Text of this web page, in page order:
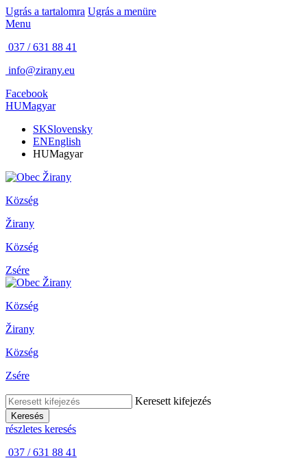
Ugrás a tartalomra Ugrás a menüre
Menu
037 / 631 88 41
info@zirany.eu
Facebook
HUMagyar
SKSlovensky
ENEnglish
HUMagyar
Község
Žirany
Község
Zsére
Község
Žirany
Község
Zsére
Keresett kifejezés
Keresés
részletes keresés
037 / 631 88 41